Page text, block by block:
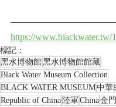
https://www.blackwater.tw/
標記：
黑水博物館黑水博物館館藏
Black Water Museum Collection
BLACK WATER MUSEUM中華
Republic of China 陸軍China金